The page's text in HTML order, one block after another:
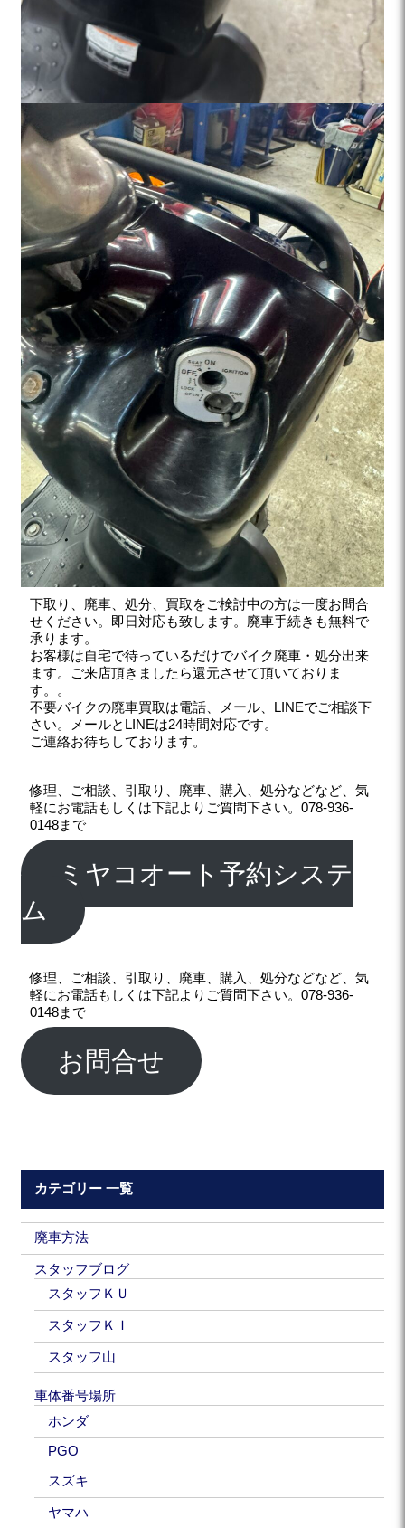
下取り、廃車、処分、買取をご検討中の方は一度お問合
せください。即日対応も致します。廃車手続きも無料で
承ります。
お客様は自宅で待っているだけでバイク廃車・処分出来
ます。ご来店頂きましたら還元させて頂いておりま
す。。
不要バイクの廃車買取は電話、メール、LINEでご相談下
さい。メールとLINEは24時間対応です。
ご連絡お待ちしております。
修理、ご相談、引取り、廃車、購入、処分などなど、気
軽にお電話もしくは下記よりご質問下さい。078-936-
0148まで
ミヤコオート予約システ
ム
修理、ご相談、引取り、廃車、購入、処分などなど、気
軽にお電話もしくは下記よりご質問下さい。078-936-
0148まで
お問合せ
カテゴリー 一覧
廃車方法
スタッフブログ
スタッフＫＵ
スタッフＫＩ
スタッフ山
車体番号場所
ホンダ
PGO
スズキ
ヤマハ